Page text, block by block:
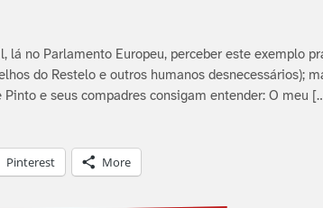
lá no Parlamento Europeu, perceber este exemplo
do Restelo e outros humanos desnecessários);
e seus compadres consigam entender: O meu
Pinterest More